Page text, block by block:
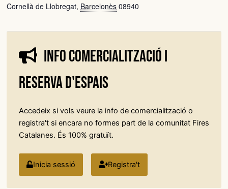
Cornellà de Llobregat, Barcelonès 08940
Info comercialització i
reserva d'espais
Accedeix si vols veure la info de comercialització o
registra't si encara no formes part de la comunitat Fires
Catalanes. És 100% gratuït.
Inicia sessió Registra't